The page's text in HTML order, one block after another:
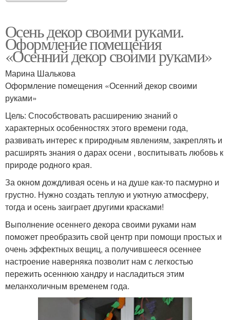
Осень декор своими руками.
Оформление помещения
«Осенний декор своими руками»
Марина Шалькова
Оформление помещения «Осенний декор своими
руками»
Цель: Способствовать расширению знаний о
характерных особенностях этого времени года,
развивать интерес к природным явлениям, закреплять и
расширять знания о дарах осени , воспитывать любовь к
природе родного края.
За окном дождливая осень и на душе как-то пасмурно и
грустно. Нужно создать теплую и уютную атмосферу,
тогда и осень заиграет другими красками!
Выполнение осеннего декора своими руками нам
поможет преобразить свой центр при помощи простых и
очень эффектных вещиц, а получившееся осеннее
настроение наверняка позволит нам с легкостью
пережить осеннюю хандру и насладиться этим
меланхоличным временем года.